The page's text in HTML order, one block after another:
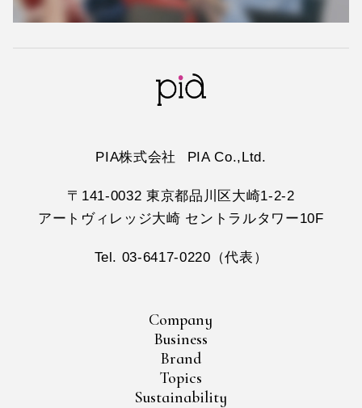
PIA株式会社 PIA Co.,Ltd.
〒141-0032 東京都品川区大崎1-2-2
アートヴィレッジ大崎 セントラルタワー10F
Tel. 03-6417-0220（代表）
Company
Business
Brand
Topics
Sustainability